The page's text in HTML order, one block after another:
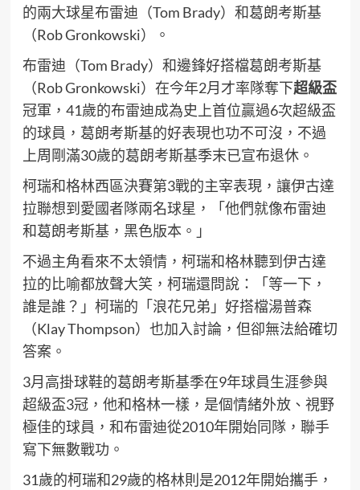
的兩大球星布雷迪（Tom Brady）和葛朗考斯基
（Rob Gronkowski）。
布雷迪（Tom Brady）和邊鋒好搭檔葛朗考斯基
（Rob Gronkowski）在今年2月才率隊奪下超級盃
冠軍，41歲的布雷迪成為史上首位贏過6次超級盃
的球員，葛朗考斯基的好表現也功不可沒，不過
上周剛滿30歲的葛朗考斯基季末已宣布退休。
柯瑞和格林西區決賽第3戰的主宰表現，讓伊古達
拉聯想到愛國者隊兩名球星，「他們就像布雷迪
和葛朗考斯基，黑色版本。」
不過主角看來不太領情，柯瑞和格林聽到伊古達
拉的比喻都放聲大笑，柯瑞還問說：「等一下，
誰是誰？」柯瑞的「浪花兄弟」好搭檔湯普森
（Klay Thompson）也加入討論，但卻無法給確切
答案。
3月高掛球鞋的葛朗考斯基季在9年球員生涯參與
超級盃3冠，他和格林一樣，是個情緒外放、視野
極佳的球員，和布雷迪從2010年開始同隊，聯手
寫下無數戰功。
31歲的柯瑞和29歲的格林則是2012年開始攜手，